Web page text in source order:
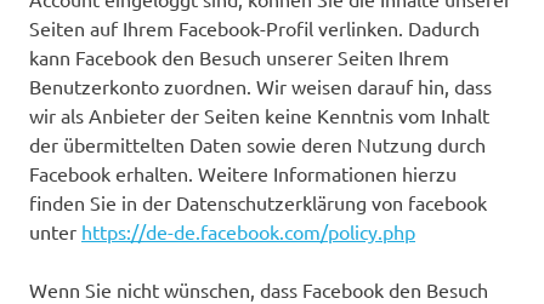
Seiten auf Ihrem Facebook-Profil verlinken. Dadurch
kann Facebook den Besuch unserer Seiten Ihrem
Benutzerkonto zuordnen. Wir weisen darauf hin, dass
wir als Anbieter der Seiten keine Kenntnis vom Inhalt
der übermittelten Daten sowie deren Nutzung durch
Facebook erhalten. Weitere Informationen hierzu
finden Sie in der Datenschutzerklärung von facebook
unter https://de-de.facebook.com/policy.php
Wenn Sie nicht wünschen, dass Facebook den Besuch